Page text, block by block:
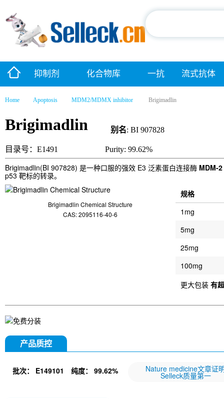
抑制剂 化合物库 一抗 流式抗体
Home Apoptosis MDM2/MDMX inhibitor Brigimadlin
Brigimadlin 别名: BI 907828
目录号：E1491 Purity: 99.62%
Brigimadlin(BI 907828) 是一种口服的强效 E3 泛素蛋白连接酶 MDM-2
p53 靶标的转录。
Brigimadlin Chemical Structure
CAS: 2095116-40-6
规格
1mg
5mg
25mg
100mg
更大包装 有
产品质控
批次： E149101 纯度： 99.62% Nature medicine文章证
Selleck质量第一